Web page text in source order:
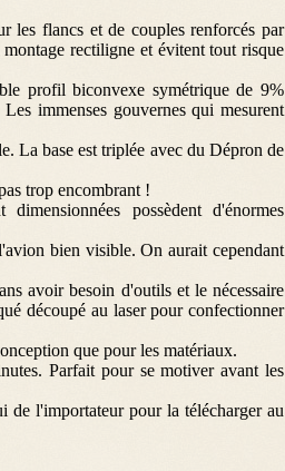
les flancs et de couples renforcés par
rectiligne et évitent tout risque
profil biconvexe symétrique de 9%
immenses gouvernes qui mesurent
La base est triplée avec du Dépron de
trop encombrant !
possèdent d'énormes
bien visible. On aurait cependant
avoir besoin d'outils et le nécessaire
découpé au laser pour confectionner
que pour les matériaux.
Parfait pour se motiver avant les
de l'importateur pour la télécharger au